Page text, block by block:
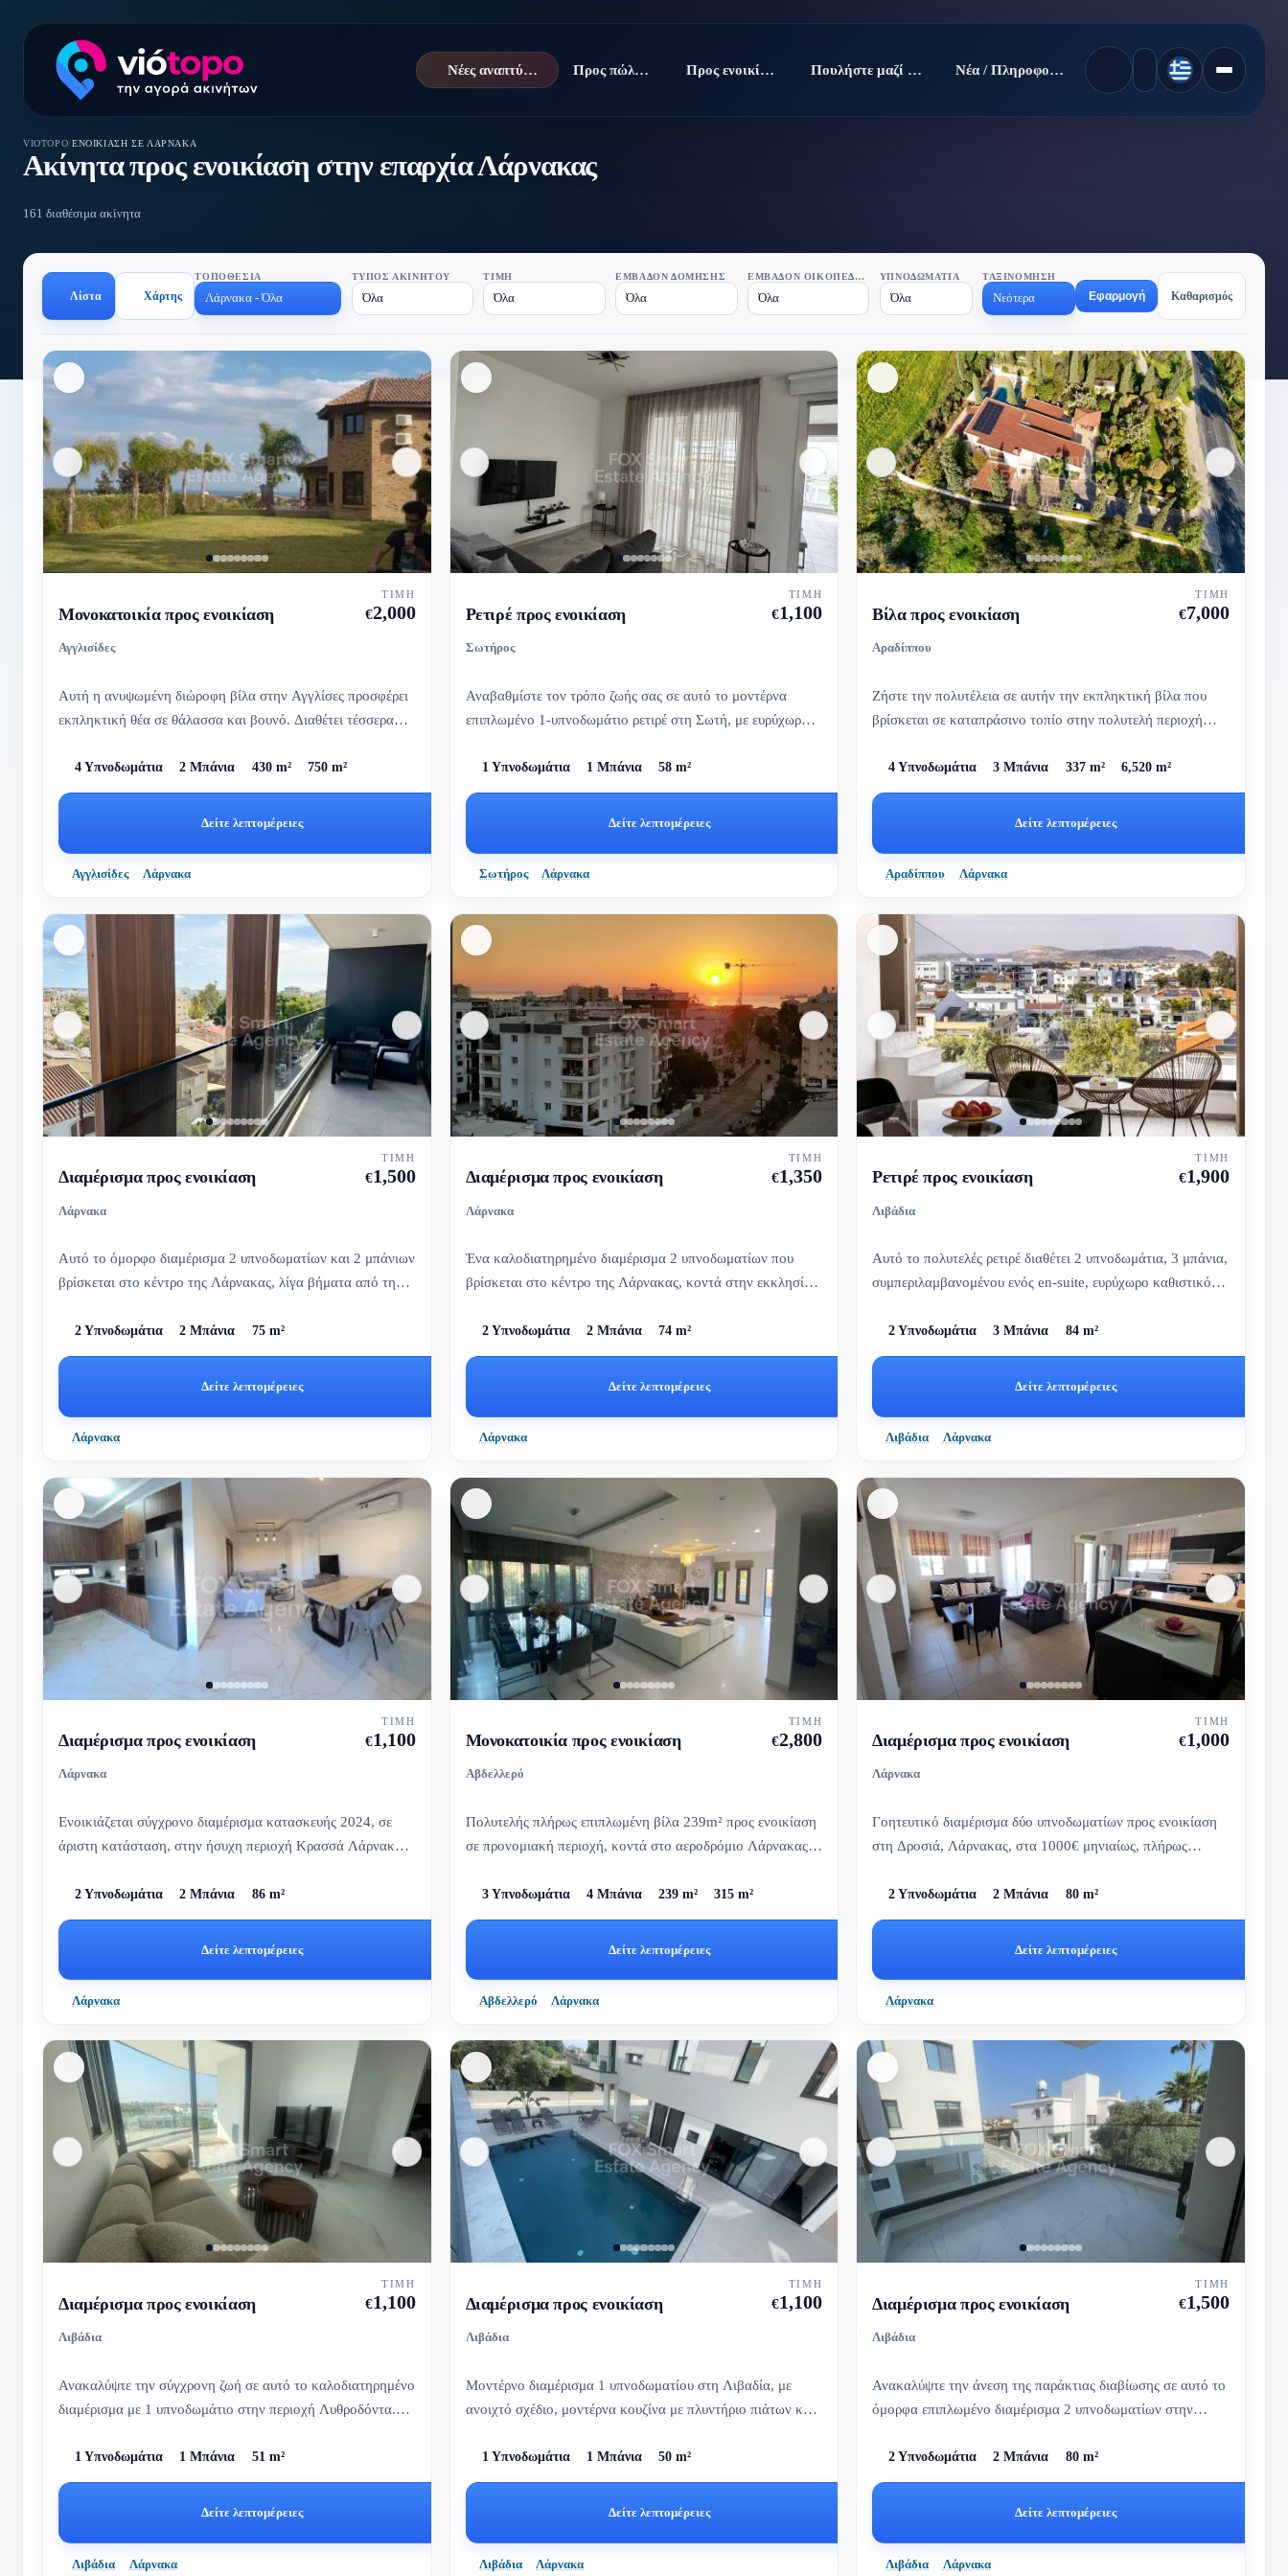
Νέες αναπτύξεις Προς πώληση Προς ενοικίαση Πουλήστε μαζί μας Νέα / Πληροφορίες
VIOTOPO/ΕΝΟΙΚΊΑΣΗ ΣΕ ΛΆΡΝΑΚΑ
Ακίνητα προς ενοικίαση στην επαρχία Λάρνακας
161 διαθέσιμα ακίνητα
Λίστα Χάρτης
ΤΟΠΟΘΕΣΊΑ
Λάρνακα - Όλα
ΤΎΠΟΣ ΑΚΙΝΉΤΟΥ
Όλα
ΤΙΜΉ
Όλα
ΕΜΒΑΔΌΝ ΔΌΜΗΣΗΣ
Όλα
ΕΜΒΑΔΌΝ ΟΙΚΟΠΈΔΟΥ
Όλα
ΥΠΝΟΔΩΜΆΤΙΑ
Όλα
ΤΑΞΙΝΌΜΗΣΗ
Νεότερα Εφαρμογή Καθαρισμός
Μονοκατοικία προς ενοικίαση
Αγγλισίδες
ΤΙΜΉ
€2,000
Αυτή η ανυψωμένη διώροφη βίλα στην Αγγλίσες προσφέρει
εκπληκτική θέα σε θάλασσα και βουνό. Διαθέτει τέσσερα
4 Υπνοδωμάτια 2 Μπάνια 430 m² 750 m²
Δείτε λεπτομέρειες
Αγγλισίδες Λάρνακα
Ρετιρέ προς ενοικίαση
Σωτήρος
ΤΙΜΉ
€1,100
Αναβαθμίστε τον τρόπο ζωής σας σε αυτό το μοντέρνα
επιπλωμένο 1-υπνοδωμάτιο ρετιρέ στη Σωτή, με ευρύχωρο
1 Υπνοδωμάτια 1 Μπάνια 58 m²
Δείτε λεπτομέρειες
Σωτήρος Λάρνακα
Βίλα προς ενοικίαση
Αραδίππου
ΤΙΜΉ
€7,000
Ζήστε την πολυτέλεια σε αυτήν την εκπληκτική βίλα που
βρίσκεται σε καταπράσινο τοπίο στην πολυτελή περιοχή
4 Υπνοδωμάτια 3 Μπάνια 337 m² 6,520 m²
Δείτε λεπτομέρειες
Αραδίππου Λάρνακα
Διαμέρισμα προς ενοικίαση
Λάρνακα
ΤΙΜΉ
€1,500
Αυτό το όμορφο διαμέρισμα 2 υπνοδωματίων και 2 μπάνιων
βρίσκεται στο κέντρο της Λάρνακας, λίγα βήματα από την
2 Υπνοδωμάτια 2 Μπάνια 75 m²
Δείτε λεπτομέρειες
Λάρνακα
Διαμέρισμα προς ενοικίαση
Λάρνακα
ΤΙΜΉ
€1,350
Ένα καλοδιατηρημένο διαμέρισμα 2 υπνοδωματίων που
βρίσκεται στο κέντρο της Λάρνακας, κοντά στην εκκλησία
2 Υπνοδωμάτια 2 Μπάνια 74 m²
Δείτε λεπτομέρειες
Λάρνακα
Ρετιρέ προς ενοικίαση
Λιβάδια
ΤΙΜΉ
€1,900
Αυτό το πολυτελές ρετιρέ διαθέτει 2 υπνοδωμάτια, 3 μπάνια,
συμπεριλαμβανομένου ενός en-suite, ευρύχωρο καθιστικό
2 Υπνοδωμάτια 3 Μπάνια 84 m²
Δείτε λεπτομέρειες
Λιβάδια Λάρνακα
Διαμέρισμα προς ενοικίαση
Λάρνακα
ΤΙΜΉ
€1,100
Ενοικιάζεται σύγχρονο διαμέρισμα κατασκευής 2024, σε
άριστη κατάσταση, στην ήσυχη περιοχή Κρασσά Λάρνακας,
2 Υπνοδωμάτια 2 Μπάνια 86 m²
Δείτε λεπτομέρειες
Λάρνακα
Μονοκατοικία προς ενοικίαση
Αβδελλερό
ΤΙΜΉ
€2,800
Πολυτελής πλήρως επιπλωμένη βίλα 239m² προς ενοικίαση
σε προνομιακή περιοχή, κοντά στο αεροδρόμιο Λάρνακας.
3 Υπνοδωμάτια 4 Μπάνια 239 m² 315 m²
Δείτε λεπτομέρειες
Αβδελλερό Λάρνακα
Διαμέρισμα προς ενοικίαση
Λάρνακα
ΤΙΜΉ
€1,000
Γοητευτικό διαμέρισμα δύο υπνοδωματίων προς ενοικίαση
στη Δροσιά, Λάρνακας, στα 1000€ μηνιαίως, πλήρως
2 Υπνοδωμάτια 2 Μπάνια 80 m²
Δείτε λεπτομέρειες
Λάρνακα
Διαμέρισμα προς ενοικίαση
Λιβάδια
ΤΙΜΉ
€1,100
Ανακαλύψτε την σύγχρονη ζωή σε αυτό το καλοδιατηρημένο
διαμέρισμα με 1 υπνοδωμάτιο στην περιοχή Λυθροδόντα.
1 Υπνοδωμάτια 1 Μπάνια 51 m²
Δείτε λεπτομέρειες
Λιβάδια Λάρνακα
Διαμέρισμα προς ενοικίαση
Λιβάδια
ΤΙΜΉ
€1,100
Μοντέρνο διαμέρισμα 1 υπνοδωματίου στη Λιβαδία, με
ανοιχτό σχέδιο, μοντέρνα κουζίνα με πλυντήριο πιάτων και
1 Υπνοδωμάτια 1 Μπάνια 50 m²
Δείτε λεπτομέρειες
Λιβάδια Λάρνακα
Διαμέρισμα προς ενοικίαση
Λιβάδια
ΤΙΜΉ
€1,500
Ανακαλύψτε την άνεση της παράκτιας διαβίωσης σε αυτό το
όμορφα επιπλωμένο διαμέρισμα 2 υπνοδωματίων στην
2 Υπνοδωμάτια 2 Μπάνια 80 m²
Δείτε λεπτομέρειες
Λιβάδια Λάρνακα